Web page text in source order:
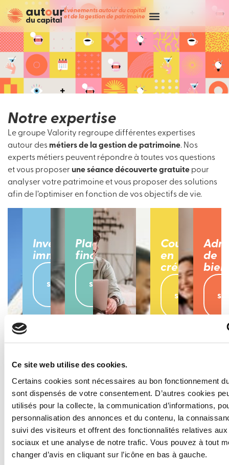
Ce site web utilise des cookies.
Certains cookies sont nécessaires au bon fonctionnement
sont dispensés de votre consentement. D’autres cookies
utilisés pour la collecte, la communication d’informations,
personnalisation des annonces et du contenu, la
suivi des visiteurs et offrent des fonctionnalités relatives
sociaux et une analyse de notre trafic. Vous pouvez à tout
changer d’avis en cliquant sur l’icône en bas à gauche.
Événements autour du capital
et de la gestion de patrimoine
Notre expertise
Le groupe Valority regroupe différentes expertises
autour des métiers de la gestion de patrimoine. Nos
experts métiers peuvent répondre à toutes vos questions
et vous proposer une séance découverte gratuite pour
analyser votre patrimoine et vous proposer des solutions
afin de l’optimiser en fonction de vos objectifs de vie.
Investissement
immobilier
En
savoir
+
Placement
financier
En
savoir
Aide
à la
déclaration
de
revenus
En
savoir
Courtage
en
crédit
En
savoir
+
de